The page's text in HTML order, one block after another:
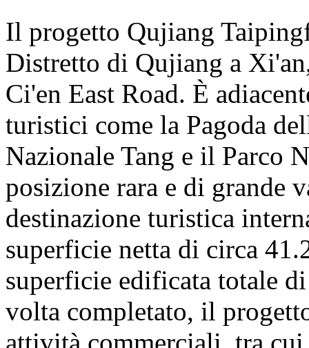
Il progetto Qujiang
Distretto di Qujiang a
Ci'en East Road. È
turistici come la Pagoda
Nazionale Tang e il Parco
posizione rara e di grande
destinazione turistica
superficie netta di circa
superficie edificata totale
volta completato, il
attività commerciali, tra